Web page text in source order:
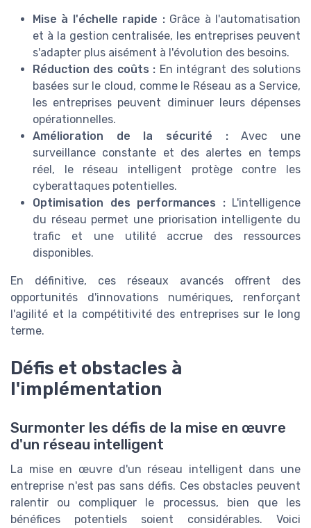
Mise à l'échelle rapide :Grâce à l'automatisation
et à la gestion centralisée, les entreprises peuvent
s'adapter plus aisément à l'évolution des besoins.
Réduction des coûts : En intégrant des solutions
basées sur le cloud, comme le Réseau as a Service,
les entreprises peuvent diminuer leurs dépenses
opérationnelles.
Amélioration de la sécurité :Avec une
surveillance constante et des alertes en temps
réel, le réseau intelligent protège contre les
cyberattaques potentielles.
Optimisation des performances :L'intelligence
du réseau permet une priorisation intelligente du
trafic et une utilité accrue des ressources
disponibles.
En définitive, ces réseaux avancés offrent des
opportunités d'innovations numériques, renforçant
l'agilité et la compétitivité des entreprises sur le long
terme.
Défis et obstacles à
l'implémentation
Surmonter les défis de la mise en œuvre
d'un réseau intelligent
La mise en œuvre d'un réseau intelligent dans une
entreprise n'est pas sans défis. Ces obstacles peuvent
ralentir ou compliquer le processus, bien que les
bénéfices potentiels soient considérables. Voici